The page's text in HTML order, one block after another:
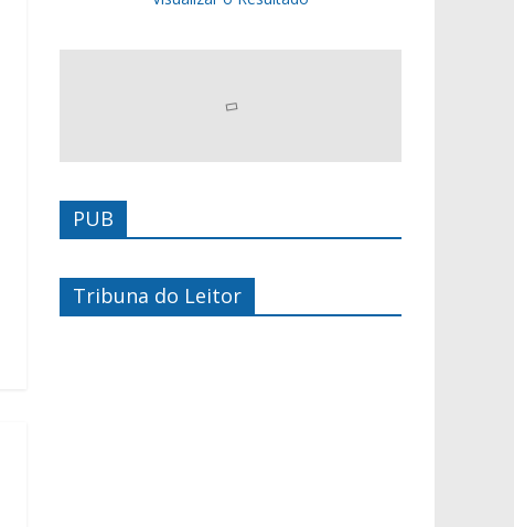
PUB
Tribuna do Leitor